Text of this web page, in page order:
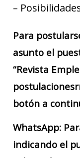
–
Para
asunto el
“Revista
botón a
WhatsApp:
indicando el